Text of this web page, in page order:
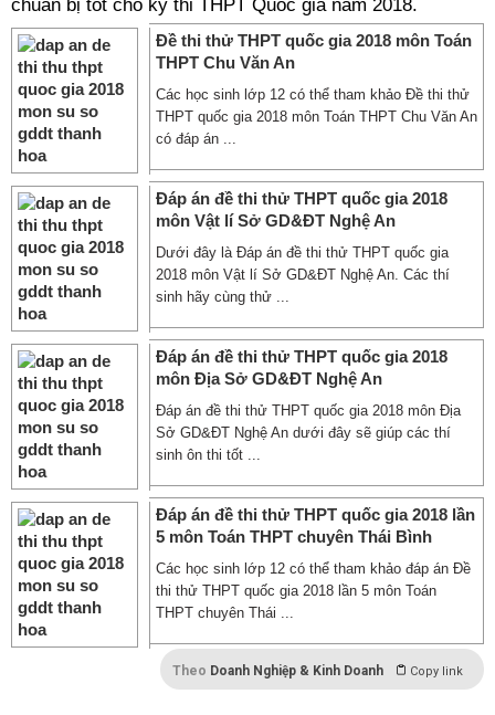
chuẩn bị tốt cho kỳ thi THPT Quốc gia năm 2018.
Đề thi thử THPT quốc gia 2018 môn Toán
THPT Chu Văn An
Các học sinh lớp 12 có thể tham khảo Đề thi thử
THPT quốc gia 2018 môn Toán THPT Chu Văn An
có đáp án ...
Đáp án đề thi thử THPT quốc gia 2018
môn Vật lí Sở GD&ĐT Nghệ An
Dưới đây là Đáp án đề thi thử THPT quốc gia
2018 môn Vật lí Sở GD&ĐT Nghệ An. Các thí
sinh hãy cùng thử ...
Đáp án đề thi thử THPT quốc gia 2018
môn Địa Sở GD&ĐT Nghệ An
Đáp án đề thi thử THPT quốc gia 2018 môn Địa
Sở GD&ĐT Nghệ An dưới đây sẽ giúp các thí
sinh ôn thi tốt ...
Đáp án đề thi thử THPT quốc gia 2018 lần
5 môn Toán THPT chuyên Thái Bình
Các học sinh lớp 12 có thể tham khảo đáp án Đề
thi thử THPT quốc gia 2018 lần 5 môn Toán
THPT chuyên Thái ...
Theo Doanh Nghiệp & Kinh Doanh Copy link